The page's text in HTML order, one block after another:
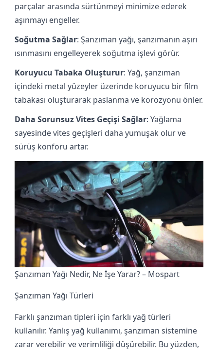
parçalar arasında sürtünmeyi minimize ederek
aşınmayı engeller.
Soğutma Sağlar: Şanzıman yağı, şanzımanın aşırı
ısınmasını engelleyerek soğutma işlevi görür.
Koruyucu Tabaka Oluşturur: Yağ, şanzıman
içindeki metal yüzeyler üzerinde koruyucu bir film
tabakası oluşturarak paslanma ve korozyonu önler.
Daha Sorunsuz Vites Geçişi Sağlar: Yağlama
sayesinde vites geçişleri daha yumuşak olur ve
sürüş konforu artar.
Şanzıman Yağı Nedir, Ne İşe Yarar? – Mospart
Şanzıman Yağı Türleri
Farklı şanzıman tipleri için farklı yağ türleri
kullanılır. Yanlış yağ kullanımı, şanzıman sistemine
zarar verebilir ve verimliliği düşürebilir. Bu yüzden,